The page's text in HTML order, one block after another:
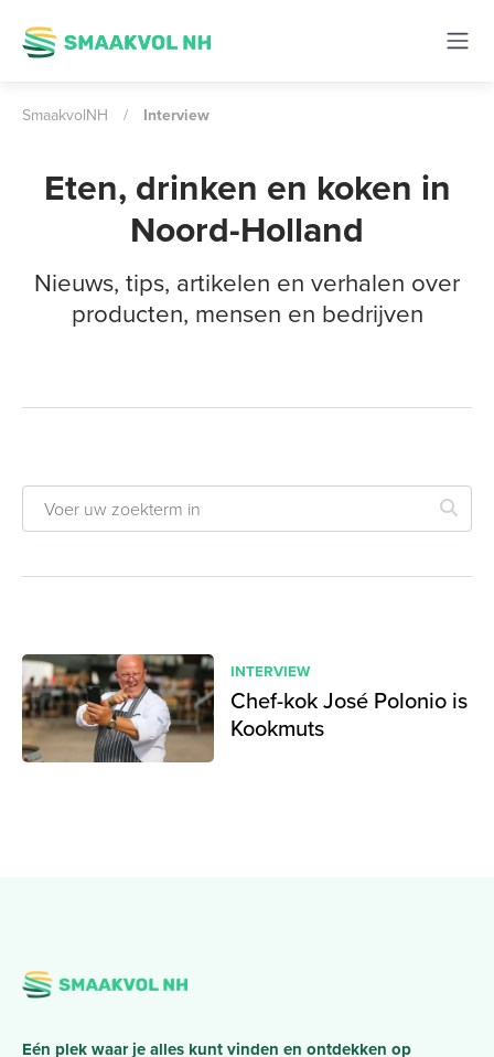
SmaakvolNH / Interview
Eten, drinken en koken in
Noord-Holland
Nieuws, tips, artikelen en verhalen over
producten, mensen en bedrijven
INTERVIEW
Chef-kok José Polonio is
Kookmuts
Eén plek waar je alles kunt vinden en ontdekken op